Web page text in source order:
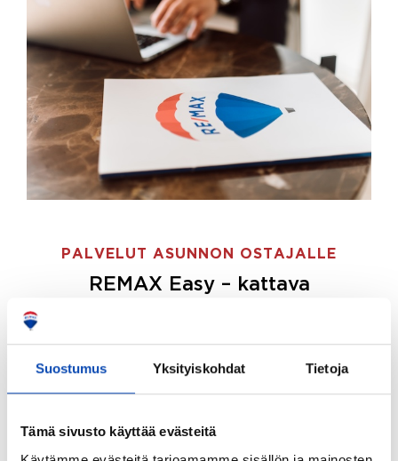
Suostumus Yksityiskohdat Tietoja
Tämä sivusto käyttää evästeitä
PALVELUT ASUNNON OSTAJALLE
REMAX Easy – kattava
ostajille.
Tee ostotoimeksianto ja etsimme juuri